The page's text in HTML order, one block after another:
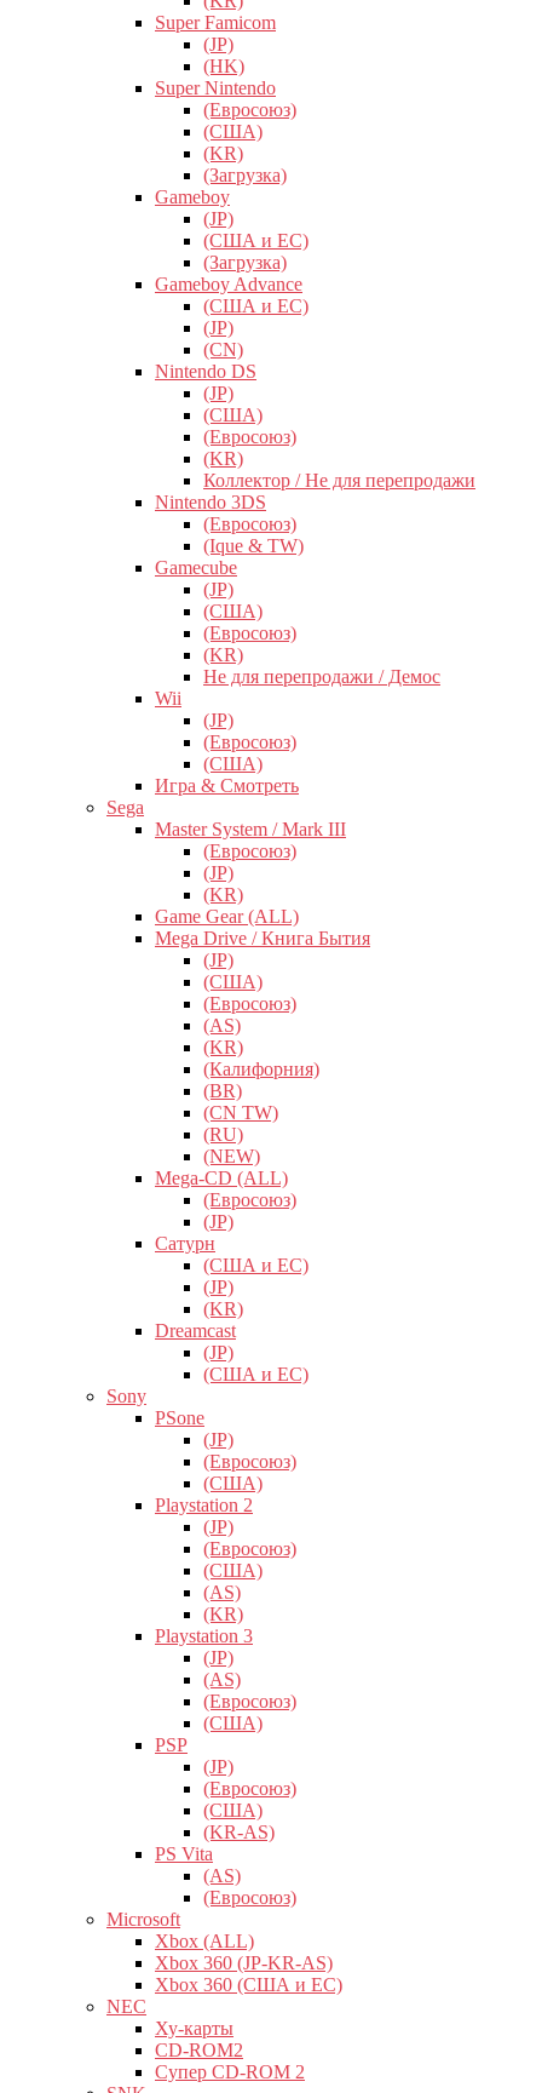
Super Famicom
(JP)
(HK)
Super Nintendo
(Евросоюз)
(США)
(KR)
(Загрузка)
Gameboy
(JP)
(США и ЕС)
(Загрузка)
Gameboy Advance
(США и ЕС)
(JP)
(CN)
Nintendo DS
(JP)
(США)
(Евросоюз)
(KR)
Коллектор / Не для перепродажи
Nintendo 3DS
(Евросоюз)
(Ique & TW)
Gamecube
(JP)
(США)
(Евросоюз)
(KR)
Не для перепродажи / Демос
Wii
(JP)
(Евросоюз)
(США)
Игра & Смотреть
Sega
Master System / Mark III
(Евросоюз)
(JP)
(KR)
Game Gear (ALL)
Mega Drive / Книга Бытия
(JP)
(США)
(Евросоюз)
(AS)
(KR)
(Калифорния)
(BR)
(CN TW)
(RU)
(NEW)
Mega-CD (ALL)
(Евросоюз)
(JP)
Сатурн
(США и ЕС)
(JP)
(KR)
Dreamcast
(JP)
(США и ЕС)
Sony
PSone
(JP)
(Евросоюз)
(США)
Playstation 2
(JP)
(Евросоюз)
(США)
(AS)
(KR)
Playstation 3
(JP)
(AS)
(Евросоюз)
(США)
PSP
(JP)
(Евросоюз)
(США)
(KR-AS)
PS Vita
(AS)
(Евросоюз)
Microsoft
Xbox (ALL)
Xbox 360 (JP-KR-AS)
Xbox 360 (США и ЕС)
NEC
Ху-карты
CD-ROM2
Супер CD-ROM 2